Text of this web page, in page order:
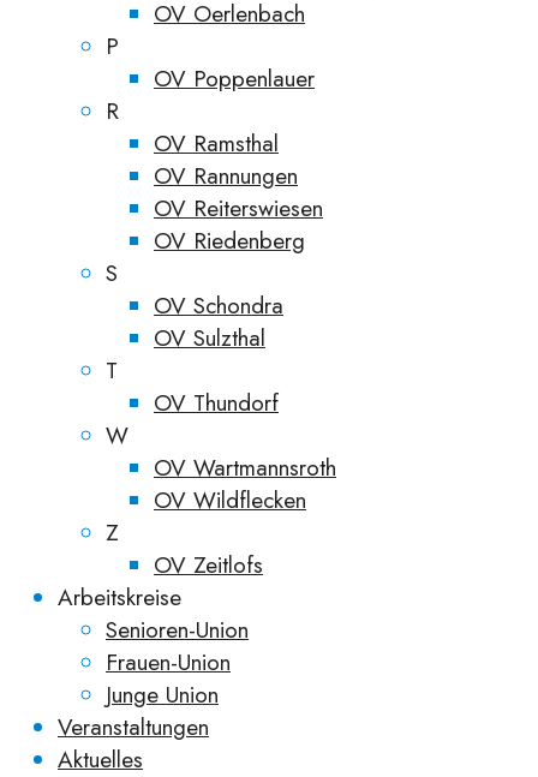
OV Oerlenbach
P
OV Poppenlauer
R
OV Ramsthal
OV Rannungen
OV Reiterswiesen
OV Riedenberg
S
OV Schondra
OV Sulzthal
T
OV Thundorf
W
OV Wartmannsroth
OV Wildflecken
Z
OV Zeitlofs
Arbeitskreise
Senioren-Union
Frauen-Union
Junge Union
Veranstaltungen
Aktuelles